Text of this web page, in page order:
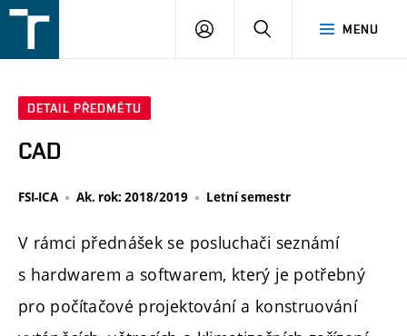
v
MENU
PŘIHLÁŠENÍ
DETAIL PŘEDMĚTU
CAD
FSI-ICA Ak. rok: 2018/2019 Letní semestr
V rámci přednášek se posluchači seznámí
s hardwarem a softwarem, který je potřebný
pro počítačové projektování a konstruování